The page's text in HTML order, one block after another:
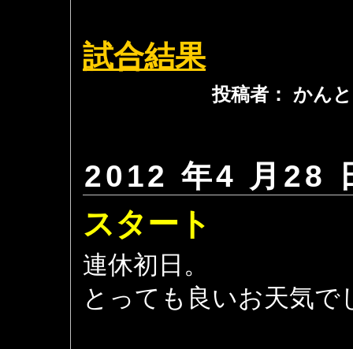
試合結果
投稿者： かん
2012 年4 月28
スタート
連休初日。
とっても良いお天気で